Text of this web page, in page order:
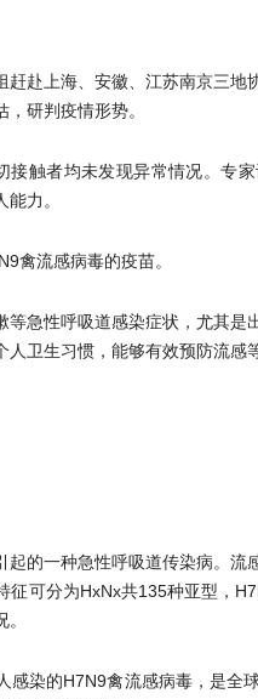
赶赴上海、安徽、江苏南京三
研判疫情形势。
接触者均未发现异常情况。专
力。
禽流感病毒的疫苗。
等急性呼吸道感染症状，尤其是
卫生习惯，能够有效预防流感
起的一种急性呼吸道传染病。流
征可分为HxNx共135种亚型，
感染的H7N9禽流感病毒，是全